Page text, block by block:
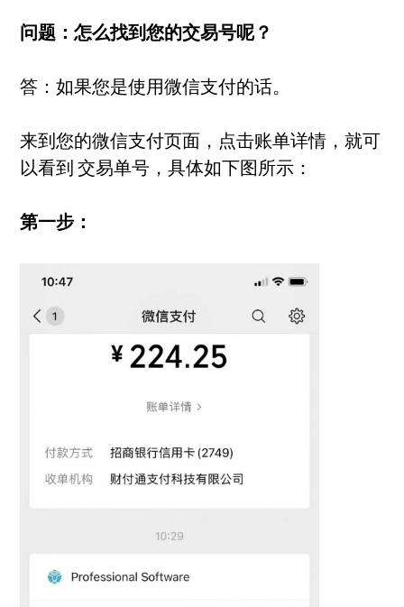
问题：怎么找到您的交易号呢？
答：如果您是使用微信支付的话。
来到您的微信支付页面，点击账单详情，就可
以看到 交易单号，具体如下图所示：
第一步：